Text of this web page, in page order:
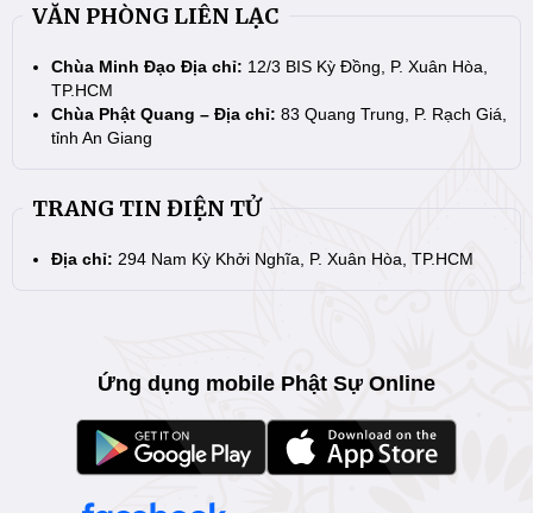
VĂN PHÒNG LIÊN LẠC
Chùa Minh Đạo Địa chỉ: 12/3 BIS Kỳ Đồng, P. Xuân Hòa,
TP.HCM
Chùa Phật Quang – Địa chỉ: 83 Quang Trung, P. Rạch Giá,
tỉnh An Giang
TRANG TIN ĐIỆN TỬ
Địa chỉ: 294 Nam Kỳ Khởi Nghĩa, P. Xuân Hòa, TP.HCM
Ứng dụng mobile Phật Sự Online